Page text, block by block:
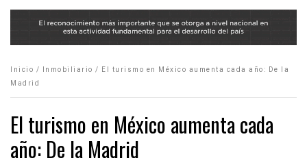
Inicio / Inmobiliario /
El turismo en México aumenta cada año: De la
Madrid
El turismo en México aumenta cada
año: De la Madrid